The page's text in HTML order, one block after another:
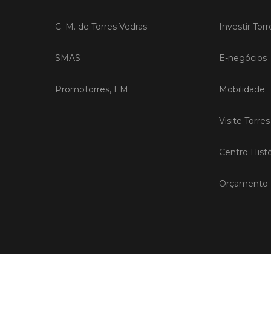
C. M. de Torres Vedras
SMAS
Promotorres, EM
Investir
E-negócios
Mobilidade
Visite
Centro
Orçamento